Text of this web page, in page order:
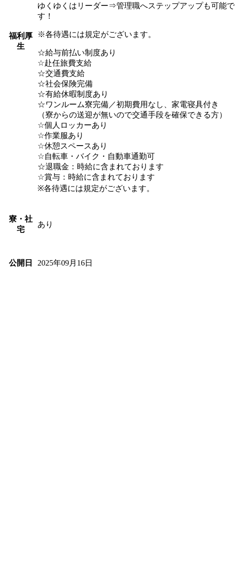
福利厚
生
ゆくゆくはリーダー⇒管理職へステップアップも可能で
す！
※各待遇には規定がございます。
☆給与前払い制度あり
☆赴任旅費支給
☆交通費支給
☆社会保険完備
☆有給休暇制度あり
☆ワンルーム寮完備／初期費用なし、家電寝具付き
（寮からの送迎が無いので交通手段を確保できる方）
☆個人ロッカーあり
☆作業服あり
☆休憩スペースあり
☆自転車・バイク・自動車通勤可
☆退職金：時給に含まれております
☆賞与：時給に含まれております
※各待遇には規定がございます。
寮・社
宅
あり
公開日 2025年09月16日